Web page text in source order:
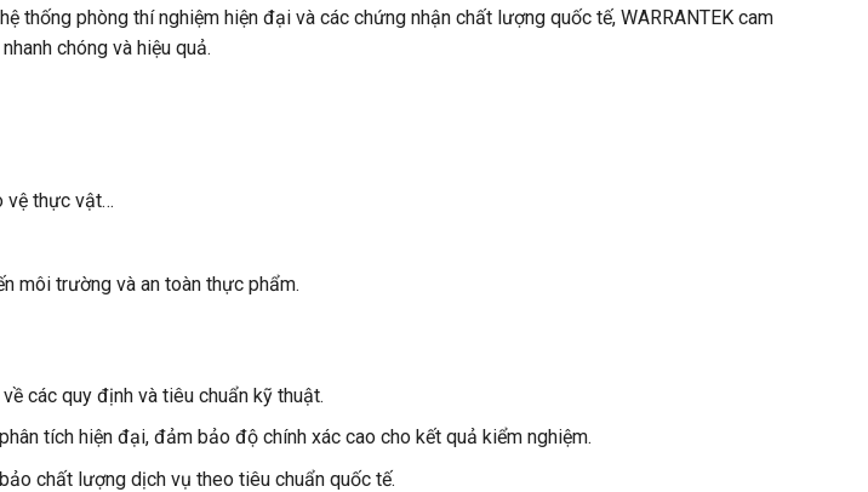
thống phòng thí nghiệm hiện đại và các chứng nhận chất lượng quốc tế, WARRANTEK cam
chóng và hiệu quả.
vệ thực vật…
môi trường và an toàn thực phẩm.
các quy định và tiêu chuẩn kỹ thuật.
tích hiện đại, đảm bảo độ chính xác cao cho kết quả kiểm nghiệm.
chất lượng dịch vụ theo tiêu chuẩn quốc tế.